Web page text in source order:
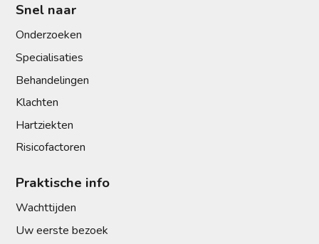
Snel naar
Onderzoeken
Specialisaties
Behandelingen
Klachten
Hartziekten
Risicofactoren
Praktische info
Wachttijden
Uw eerste bezoek